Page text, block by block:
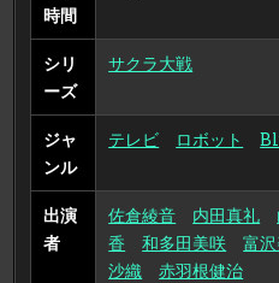
時間
シリ
ーズ
サクラ大戦
ジャ
ンル
テレビ ロボット
出演
者
佐倉綾音 内田真礼
香
和多田美咲 富
沙織
赤羽根健治